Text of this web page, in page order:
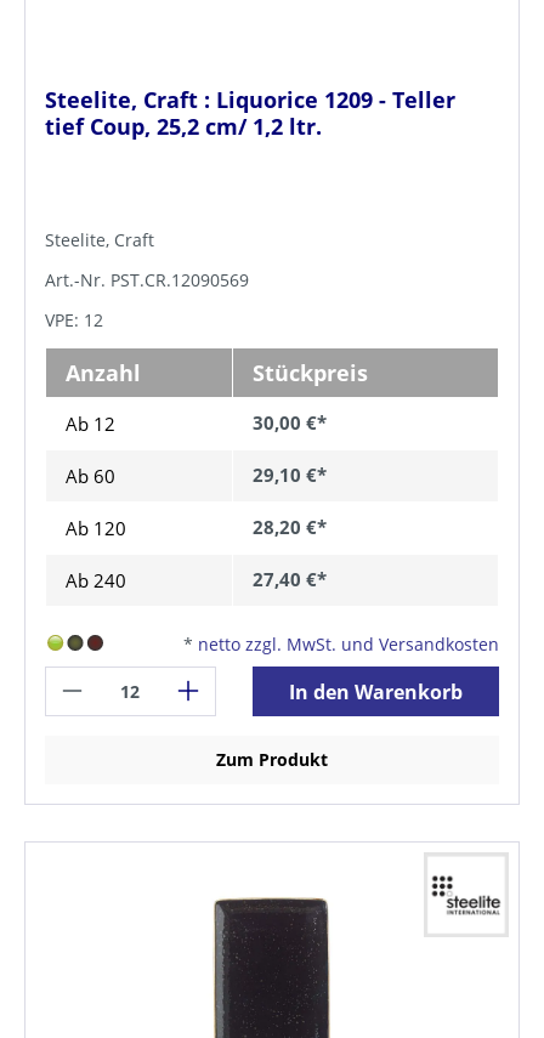
Steelite, Craft : Liquorice 1209 - Teller
tief Coup, 25,2 cm/ 1,2 ltr.
Steelite, Craft
Art.-Nr. PST.CR.12090569
VPE: 12
Anzahl Stückpreis
Ab 12 30,00 €*
Ab 60 29,10 €*
Ab 120 28,20 €*
Ab 240 27,40 €*
* netto zzgl. MwSt. und Versandkosten
In den Warenkorb
Zum Produkt